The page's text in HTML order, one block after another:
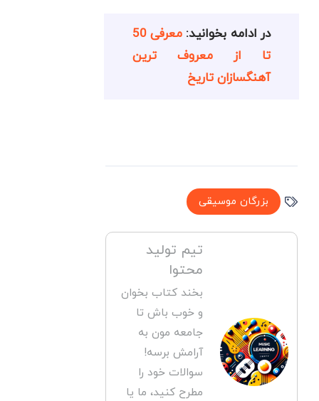
در ادامه بخوانید:
معرفی 50
تا از معروف ترین
آهنگسازان تاریخ
بزرگان موسیقی
تیم تولید
محتوا
بخند کتاب بخوان
و خوب باش تا
جامعه مون به
آرامش برسه!
سوالات خود را
مطرح کنید، ما یا